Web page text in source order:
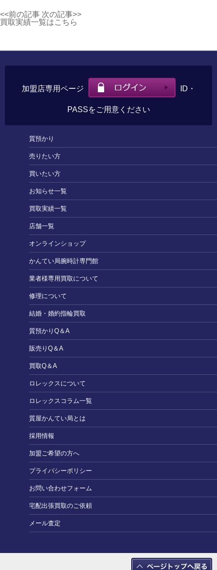
<<前の記事 次の記事>>
買取実績一覧はこちら
加盟店専用ページ ID・
PASSをご用意ください
質預かり
売りたい方
買いたい方
お知らせ一覧
買取実績一覧
店舗一覧
オンラインショップ
かんてい局腕時計専門館
業者様専用買取について
修理について
結婚・婚約指輪買取
質預かりQ＆A
販売りQ＆A
買取Q＆A
ロレックスについて
ロレックスコラム一覧
質屋かんてい局とは
採用情報
加盟ご希望の方へ
プライバシーポリシー
お問い合わせフォーム
宅配出張買取のご依頼
メール査定